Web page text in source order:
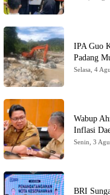
IPA Guo
Padang
Selasa, 4
Wabup
Inflasi
Senin, 3
BRI